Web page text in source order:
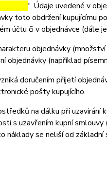
“. Údaje uvedené v
toto obdržení kupujícímu
účtu či v objednávce (dále
objednávky (množství
objednávky (například
doručením přijetí
pošty kupujícího.
na dálku při uzavírání
s uzavřením kupní
náklady se neliší od základní